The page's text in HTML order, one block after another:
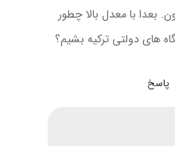
بعدا با معدل بالا چطور
های دولتی ترکیه بشیم؟
پاسخ